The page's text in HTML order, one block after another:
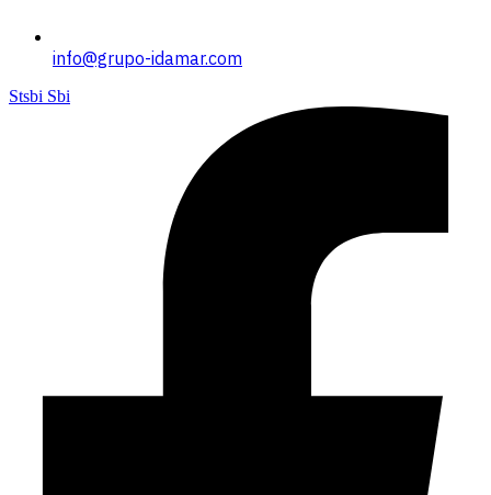
info@grupo-idamar.com
Stsbi Sbi